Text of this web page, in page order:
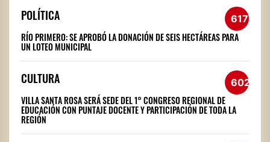
POLÍTICA 617
RÍO PRIMERO: SE APROBÓ LA DONACIÓN DE SEIS HECTÁREAS PARA
UN LOTEO MUNICIPAL
CULTURA 602
VILLA SANTA ROSA SERÁ SEDE DEL 1° CONGRESO REGIONAL DE
EDUCACIÓN CON PUNTAJE DOCENTE Y PARTICIPACIÓN DE TODA LA
REGIÓN